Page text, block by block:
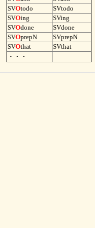
SVOtodo
SVtodo
SVOing
SVing
SVOdone
SVdone
SVOprepN
SVprepN
SVOthat
SVthat
・・・